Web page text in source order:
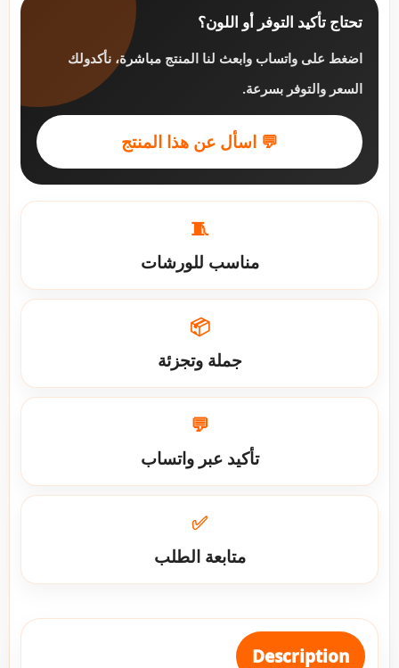
تحتاج تأكيد التوفر أو اللون؟
اضغط على واتساب وابعث لنا المنتج مباشرة، نأكدولك
السعر والتوفر بسرعة.
💬 اسأل عن هذا المنتج
🧵
مناسب للورشات
📦
جملة وتجزئة
💬
تأكيد عبر واتساب
✅
متابعة الطلب
Description